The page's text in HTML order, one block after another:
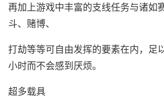
再加上游戏中丰富的支线任务与诸如
斗、赌博、
打劫等等可自由发挥的要素在内，足
小时而不会感到厌烦。
超多载具